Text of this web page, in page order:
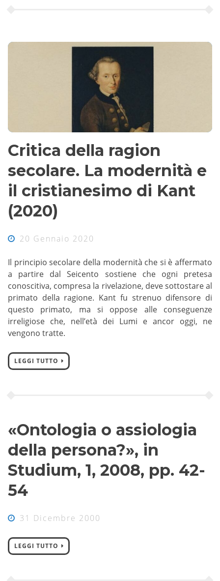
Critica della ragion
secolare. La modernità e
il cristianesimo di Kant
(2020)
20 Gennaio 2020
Il principio secolare della modernità che si è affermato
a partire dal Seicento sostiene che ogni pretesa
conoscitiva, compresa la rivelazione, deve sottostare al
primato della ragione. Kant fu strenuo difensore di
questo primato, ma si oppose alle conseguenze
irreligiose che, nell’età dei Lumi e ancor oggi, ne
vengono tratte.
LEGGI TUTTO
«Ontologia o assiologia
della persona?», in
Studium, 1, 2008, pp. 42-
54
31 Dicembre 2000
LEGGI TUTTO